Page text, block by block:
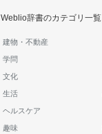
Weblio辞書のカテゴリ一覧
建物・不動産
学問
文化
生活
ヘルスケア
趣味